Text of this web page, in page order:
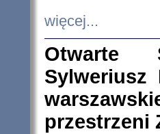
więcej...
Otwarte
Sylweriusz
przestrzeni